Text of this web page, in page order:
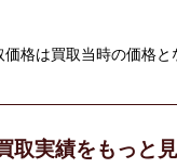
格は買取当時の価格と
取実績をもっと